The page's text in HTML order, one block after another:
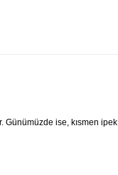
Günümüzde ise, kısmen ipek